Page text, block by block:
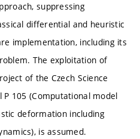
suppressing
differential and heuristic
implementation, including its
The exploitation of
of the Czech Science
P 105 (Computational model
deformation including
is assumed.